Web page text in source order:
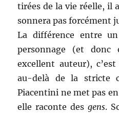
tirées de la vie réelle, il
sonnera pas forcément
La différence entre
personnage (et
excellent auteur),
au-delà de la stricte
Piacentini ne met pas en
elle raconte des gens.